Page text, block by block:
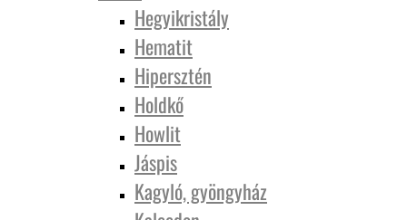
Hegyikristály
Hematit
Hipersztén
Holdkő
Howlit
Jáspis
Kagyló, gyöngyház